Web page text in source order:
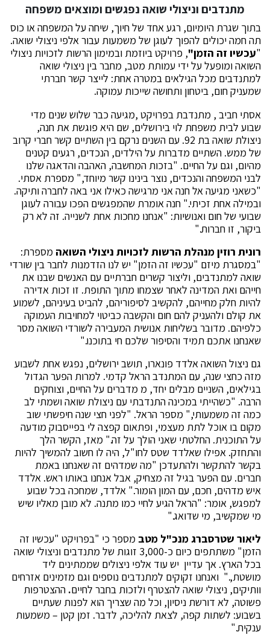
מתנדבים וניצולי שואה נפגשים ומוצאים משפחה
בתוך שגרת היומיום, רגע אחד של חיוך, שיחה על המשפחה או כוס
תה חמה יכולים להפוך לעוגן של משמעות עבור אלפי ניצולי שואה.
"עכשיו זה הזמן", פרויקט ביוזמת ובמימון הרשות לזכויות ניצולי
השואה ומופעל על ידי עמותת מטב, מחבר בין ניצולי שואה
למתנדבים מכל הגילאים במטרה אחת: לייצר קשר חברתי
שמעניק חום, ביטחון ותחושה שייכות עמוקה.
אסתי חביב , מתנדבת בפרויקט ,מגיעה כבר שלוש שנים מדי
שבוע לבית משפחת לוי בירושלים, שם היא פוגשת את חנה,
ניצולת שואה בת 92. עם השנים נרקם בין השתיים קשר חברי קרוב
של ממש. השתיים מדברות על הילדים, הנכדים, רגעים קטנים
מהיום, וגם על החיים. "בזכות המחשבה, האהבה והדאגה שלנו
לבני המשפחה והנכדים, נוצר בינינו קשר מיוחד," מספרת אסתי.
"כשאני מגיעה אל חנה אני מרגישה כאילו אני באה לחברה ותיקה.
ובמילה אחת זכיתי." חנה אומרת שהמפגשים הפכו עבורה לעוגן
שבועי של חום ואנושיות: "אנחנו מחכות אחת לשנייה. זה לא רק
ביקור, זו חברות."
רונית רוזין מנהלת הרשות לזכויות ניצולי השואהמספרת:
"במסגרת מיזם "עכשיו זה הזמן" יש לנו הזדמנות לחבר בין שורדי
שואה למתנדבים, וליצור קשרים חברתיים עם האנשים שבנו את
חייהם ואת המדינה לאחר שצמחו מתוך התופת. זו זכות אדירה
להיות חלק מחייהם, להקשיב לסיפוריהם, להביט בעיניהם, לשמוע
את קולם ולהעניק להם חום והקשבה כביטוי למחויבות העמוקה
כלפיהם. מדובר בשליחות אנושית המעבירה לשורדי השואה מסר
שאנחנו אתכם תמיד והסיפור שלכם חי בתוכנו."
גם ניצול השואה אלדד פונארו, תושב ירושלים, נפגש אחת לשבוע
מזה כחצי שנה, עם המתנדב הראל קדמי. למרות הפער הגדול
בגילאים, השניים מבלים יחד, מ מדברים על החיים, וצוחקים
הרבה. "כשהייתי במכינה התנדבתי עם ניצולת שואה ושמתי לב
כמה זה משמעותי," מספר הראל. "לפני חצי שנה חיפשתי שוב
מקום בו אוכל לתת מעצמי, ופתאום קפצה לי בפייסבוק מודעה
על התוכנית. החלטתי שאני הולך על זה." מאז, הקשר הלך
והתחזק. אפילו שאלדד שטס לחו"ל, היה לו חשוב להמשיך להיות
בקשר להתקשר ולהתעדכן "מה שמדהים זה שאנחנו באמת
חברים. עם הפער בגיל זה מצחיק, אבל אנחנו באותו ראש. אלדד
איש מדהים, חכם, עם המון הומור." אלדד, שמחכה בכל שבוע
למפגש, אומר: "הראל הגיע לחיי כמו מתנה. לא מובן מאליו שיש
מי שמקשיב, מי שדואג."
ליאור שטרסברג מנכ"ל מטבמספר כי "בפרויקט "עכשיו זה
הזמן" משתתפים כיום כ-3,000 זוגות של מתנדבים וניצולי שואה
בכל הארץ. אך עדיין יש עוד אלפי ניצולים שממתינים ליד
מושטת,." ואנחנו זקוקים למתנדבים נוספים וגם מזמינים אזרחים
וותיקים, ניצולי שואה להצטרף ולזכות בחבר לחיים. ההצטרפות
פשוטה, לא דורשת ניסיון, וכל מה שצריך הוא לפנות שעתיים
בשבוע: לשתות קפה, לצאת להליכה, לדבר. זמן קטן – משמעות
ענקית."